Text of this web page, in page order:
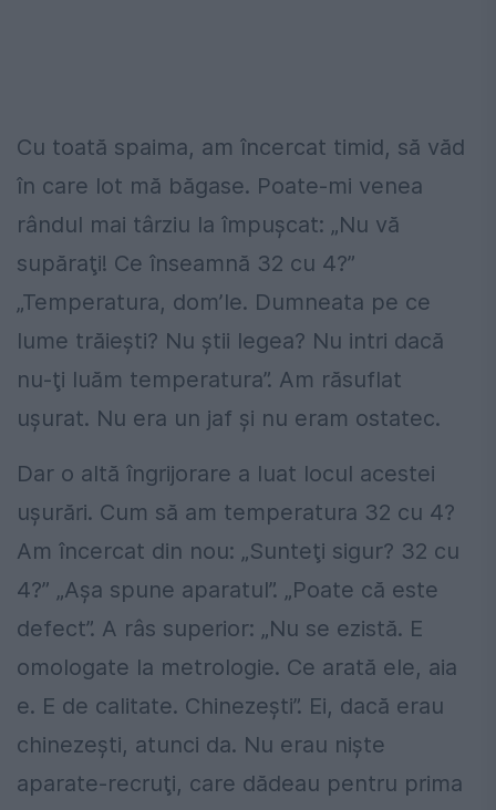
Cu toată spaima, am încercat timid, să văd
în care lot mă băgase. Poate-mi venea
rândul mai târziu la împuşcat: „Nu vă
supăraţi! Ce înseamnă 32 cu 4?”
„Temperatura, dom’le. Dumneata pe ce
lume trăieşti? Nu ştii legea? Nu intri dacă
nu-ţi luăm temperatura”. Am răsuflat
uşurat. Nu era un jaf şi nu eram ostatec.
Dar o altă îngrijorare a luat locul acestei
uşurări. Cum să am temperatura 32 cu 4?
Am încercat din nou: „Sunteţi sigur? 32 cu
4?” „Aşa spune aparatul”. „Poate că este
defect”. A râs superior: „Nu se ezistă. E
omologate la metrologie. Ce arată ele, aia
e. E de calitate. Chinezeşti”. Ei, dacă erau
chinezeşti, atunci da. Nu erau nişte
aparate-recruţi, care dădeau pentru prima